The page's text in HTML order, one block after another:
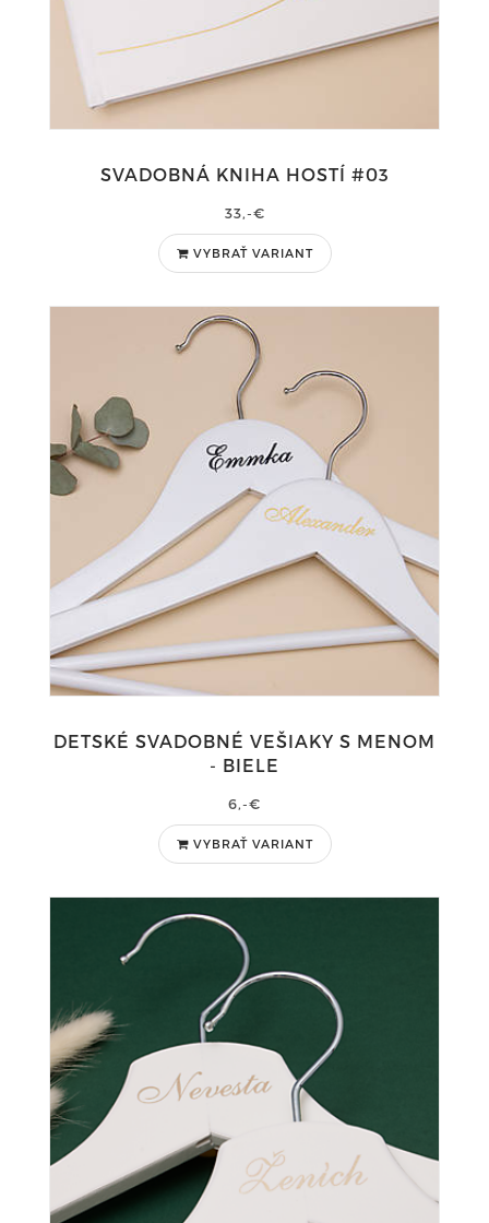
SVADOBNÁ KNIHA HOSTÍ #03
33,-€
VYBRAŤ VARIANT
DETSKÉ SVADOBNÉ VEŠIAKY S MENOM
- BIELE
6,-€
VYBRAŤ VARIANT